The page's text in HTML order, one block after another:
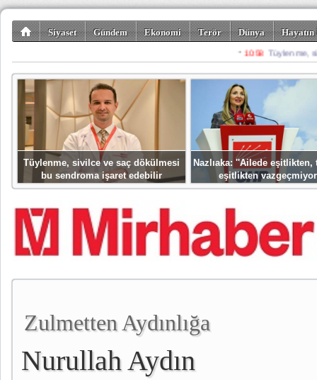
Siyaset Gündem Ekonomi Terör Dünya
Spor Misafir
Tüylenme, sivilce ve saç dökülmesi
bu sendroma işaret edebilir
Nazlıaka: ''Ailede eşitlikten,
eşitlikten
Zulmetten Aydınlığa
Nurullah Aydın